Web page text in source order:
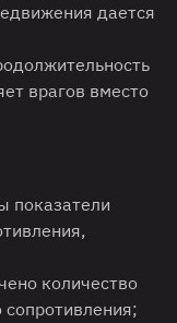
дается
врагов вместо
показатели
количество